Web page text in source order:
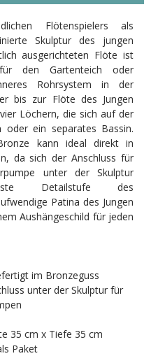
Flötenspielers als
Skulptur des jungen
ausgerichteten Flöte ist
den Gartenteich oder
Rohrsystem in der
bis zur Flöte des Jungen
Löchern, die sich auf der
ein separates Bassin.
kann ideal direkt in
da sich der Anschluss für
unter der Skulptur
Detailstufe des
Patina des Jungen
Aushängeschild für jeden
im Bronzeguss
unter der Skulptur für
35 cm x Tiefe 35 cm
Paket